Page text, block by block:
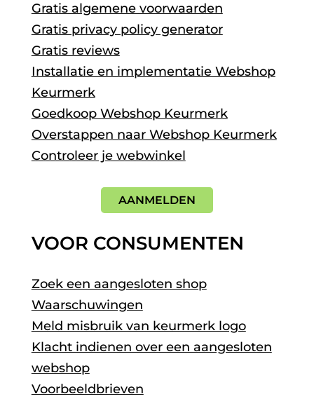
Gratis algemene voorwaarden
Gratis privacy policy generator
Gratis reviews
Installatie en implementatie Webshop
Keurmerk
Goedkoop Webshop Keurmerk
Overstappen naar Webshop Keurmerk
Controleer je webwinkel
AANMELDEN
VOOR CONSUMENTEN
Zoek een aangesloten shop
Waarschuwingen
Meld misbruik van keurmerk logo
Klacht indienen over een aangesloten
webshop
Voorbeeldbrieven